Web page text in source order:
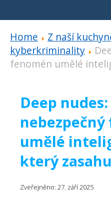
Home Z naší
kyberkriminality
fenomén umělé
Deep nudes:
umělé
který
Zveřejněno: 27. září 2025